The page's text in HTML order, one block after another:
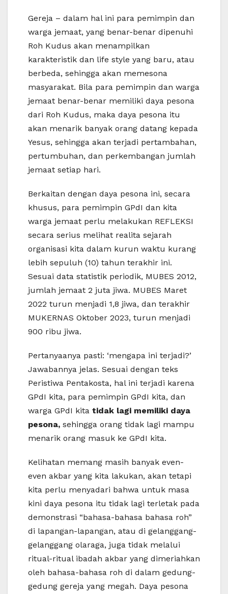
Gereja – dalam hal ini para pemimpin dan
warga jemaat, yang benar-benar dipenuhi
Roh Kudus akan menampilkan
karakteristik dan life style yang baru, atau
berbeda, sehingga akan memesona
masyarakat. Bila para pemimpin dan warga
jemaat benar-benar memiliki daya pesona
dari Roh Kudus, maka daya pesona itu
akan menarik banyak orang datang kepada
Yesus, sehingga akan terjadi pertambahan,
pertumbuhan, dan perkembangan jumlah
jemaat setiap hari.
Berkaitan dengan daya pesona ini, secara
khusus, para pemimpin GPdI dan kita
warga jemaat perlu melakukan REFLEKSI
secara serius melihat realita sejarah
organisasi kita dalam kurun waktu kurang
lebih sepuluh (10) tahun terakhir ini.
Sesuai data statistik periodik, MUBES 2012,
jumlah jemaat 2 juta jiwa. MUBES Maret
2022 turun menjadi 1,8 jiwa, dan terakhir
MUKERNAS Oktober 2023, turun menjadi
900 ribu jiwa.
Pertanyaanya pasti: ‘mengapa ini terjadi?’
Jawabannya jelas. Sesuai dengan teks
Peristiwa Pentakosta, hal ini terjadi karena
GPdI kita, para pemimpin GPdI kita, dan
warga GPdI kita tidak lagi memiliki daya
pesona, sehingga orang tidak lagi mampu
menarik orang masuk ke GPdI kita.
Kelihatan memang masih banyak even-
even akbar yang kita lakukan, akan tetapi
kita perlu menyadari bahwa untuk masa
kini daya pesona itu tidak lagi terletak pada
demonstrasi “bahasa-bahasa bahasa roh”
di lapangan-lapangan, atau di gelanggang-
gelanggang olaraga, juga tidak melalui
ritual-ritual ibadah akbar yang dimeriahkan
oleh bahasa-bahasa roh di dalam gedung-
gedung gereja yang megah. Daya pesona